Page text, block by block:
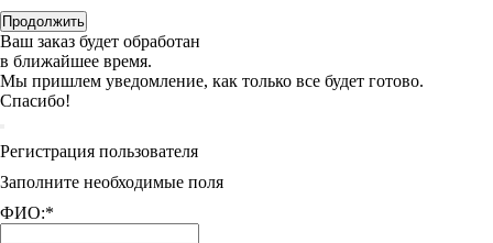
Продолжить
Ваш заказ будет обработан
в ближайшее время.
Мы пришлем уведомление, как только все будет готово.
Спасибо!
Регистрация пользователя
Заполните необходимые поля
ФИО:*